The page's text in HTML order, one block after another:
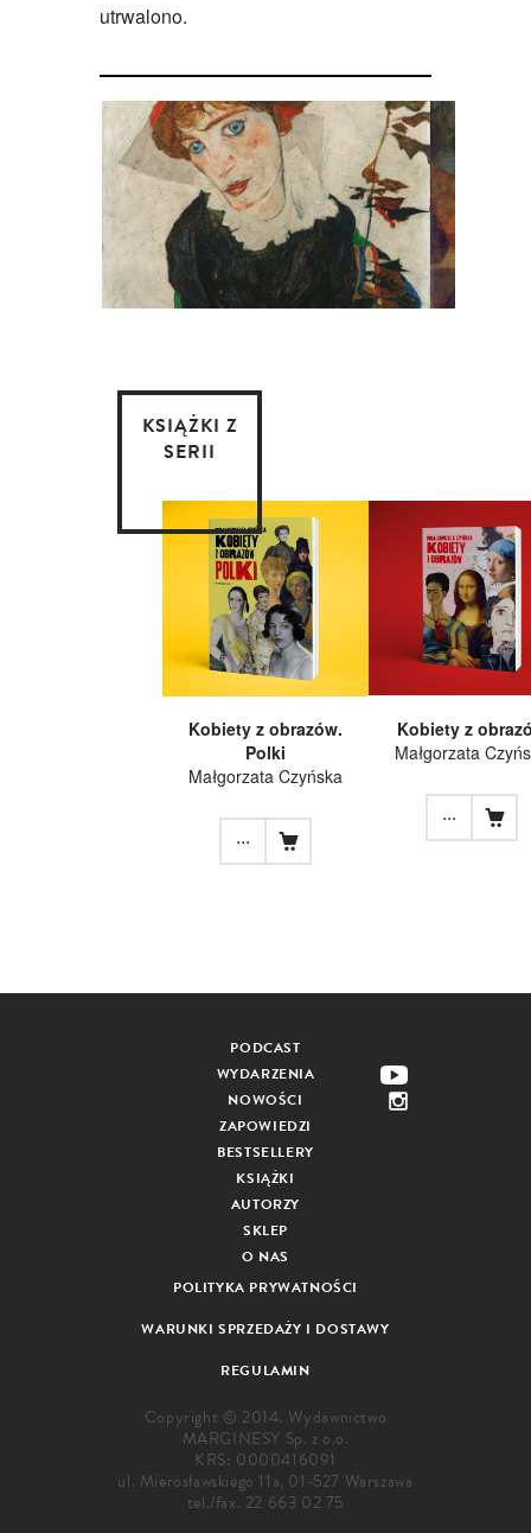
utrwalono.
KSIĄŻKI Z
SERII
Kobiety z obrazów.
Polki
Małgorzata Czyńska
...
Kobiety z
Małgorzata
...
PODCAST
WYDARZENIA
NOWOŚCI
ZAPOWIEDZI
BESTSELLERY
KSIĄŻKI
AUTORZY
SKLEP
O NAS
POLITYKA PRYWATNOŚCI
WARUNKI SPRZEDAŻY I DOSTAWY
REGULAMIN
Copyright © 2014. Wydawnictwo
MARGINESY Sp. z o.o.
KRS: 0000416091
ul. Mierosławskiego 11a, 01-527 Warszawa
tel./fax. 22 663 02 75